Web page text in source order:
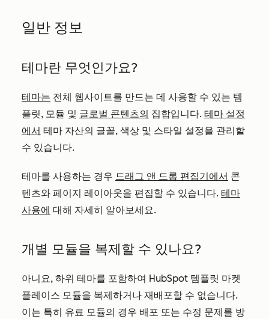
일반 정보
테마란 무엇인가요?
테마는 전체 웹사이트를 만드는 데 사용할 수 있는 템
플릿, 모듈 및 글로벌 콘텐츠의 집합입니다. 테마 설정
에서 테마 자산의 글꼴, 색상 및 스타일 설정을 관리할
수 있습니다.
테마를 사용하는 경우 드래그 앤 드롭 편집기에서 콘
텐츠와 페이지 레이아웃을 편집할 수 있습니다. 테마
사용에 대해 자세히 알아보세요.
개별 모듈을 복제할 수 있나요?
아니요, 하위 테마를 포함하여 HubSpot 템플릿 마켓
플레이스 모듈을 복제하거나 재배포할 수 없습니다.
이는 특히 유료 모듈의 경우 배포 또는 수정 문제를 방